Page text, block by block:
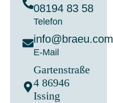
08194 83 58
Telefon
info@braeu.com
E-Mail
Gartenstraße
4 86946
Issing